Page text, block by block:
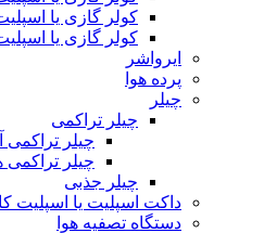
کولر گازی یا
کولر گازی یا
ایرواشر
پرده هوا
چیلر
چیلر تراکمی
چیلر
چیلر تراکمی
چیلر جذبی
داکت اسپلیت یا اسپلیت
دستگاه تصفیه هوا